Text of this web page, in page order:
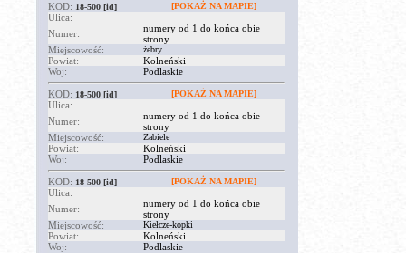
KOD: 18-500 [id] [POKAŻ NA MAPIE]
Ulica:
Numer:
numery od 1 do końca obie
strony
Miejscowość:
żebry
Powiat:
Kolneński
Woj:
Podlaskie
KOD: 18-500 [id] [POKAŻ NA MAPIE]
Ulica:
Numer:
numery od 1 do końca obie
strony
Miejscowość:
Zabiele
Powiat:
Kolneński
Woj:
Podlaskie
KOD: 18-500 [id] [POKAŻ NA MAPIE]
Ulica:
Numer:
numery od 1 do końca obie
strony
Miejscowość:
Kiełcze-kopki
Powiat:
Kolneński
Woj:
Podlaskie